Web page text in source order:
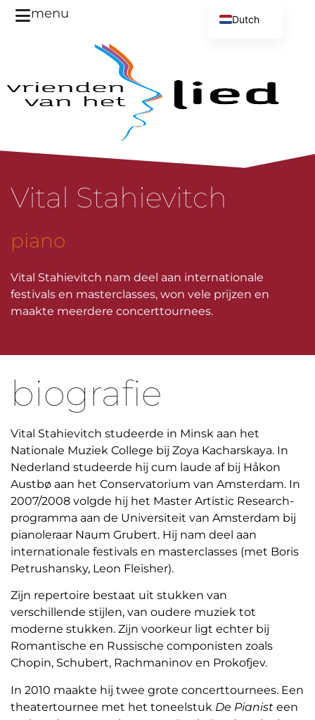
menu
Vital Stahievitch
piano
Vital Stahievitch nam deel aan internationale
festivals en masterclasses, won vele prijzen en
maakte meerdere concerttournees.
biografie
Vital Stahievitch studeerde in Minsk aan het
Nationale Muziek College bij Zoya Kacharskaya. In
Nederland studeerde hij cum laude af bij Håkon
Austbø aan het Conservatorium van Amsterdam. In
2007/2008 volgde hij het Master Artistic Research-
programma aan de Universiteit van Amsterdam bij
pianoleraar Naum Grubert. Hij nam deel aan
internationale festivals en masterclasses (met Boris
Petrushansky, Leon Fleisher).
Zijn repertoire bestaat uit stukken van
verschillende stijlen, van oudere muziek tot
moderne stukken. Zijn voorkeur ligt echter bij
Romantische en Russische componisten zoals
Chopin, Schubert, Rachmaninov en Prokofjev.
In 2010 maakte hij twee grote concerttournees. Een
theatertournee met het toneelstuk De Pianist een
Dutch